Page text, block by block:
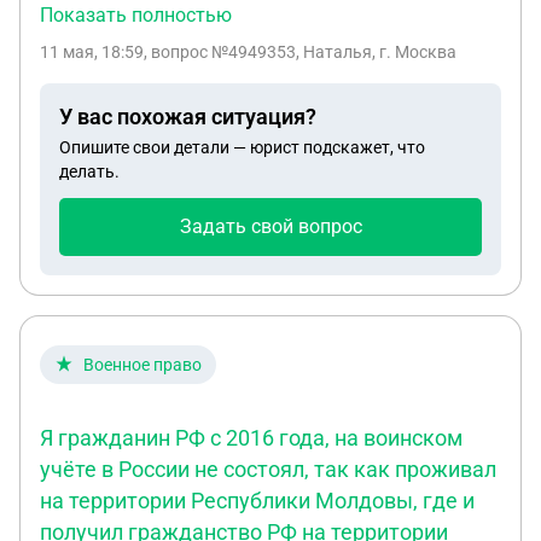
жнергию Исковое заявление предоставил
Доверенность странная, т. к. такие же иски
отменили в свзя с подписание их
неуполномочнным лицом. Сам иск подписан
букво"А", подпись представителя не совпадает с
назад. Что не так с доверенностью? И могу я
основании которой выдана доверенность
Показать полностью
11 мая, 18:59, вопрос №4949353, Наталья, г. Москва
У вас похожая ситуация?
Опишите свои детали — юрист подскажет, что
делать.
Задать свой вопрос
Военное право
Я гражданин РФ с 2016 года, на воинском
учёте в России не состоял, так как проживал
на территории Республики Молдовы, где и
получил гражданство РФ на территории